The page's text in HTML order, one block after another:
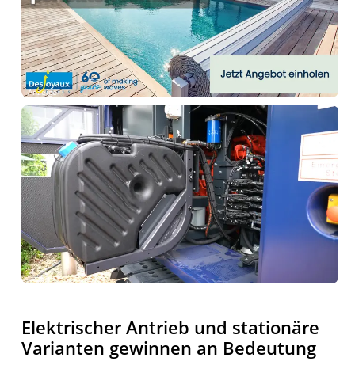
Anzeige
Elektrischer Antrieb und stationäre
Varianten gewinnen an Bedeutung